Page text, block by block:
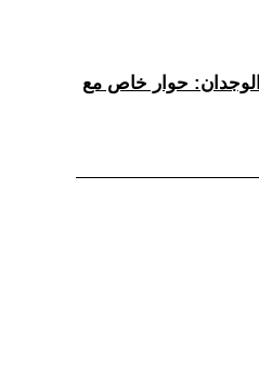
الوجدان: حوار خاص مع